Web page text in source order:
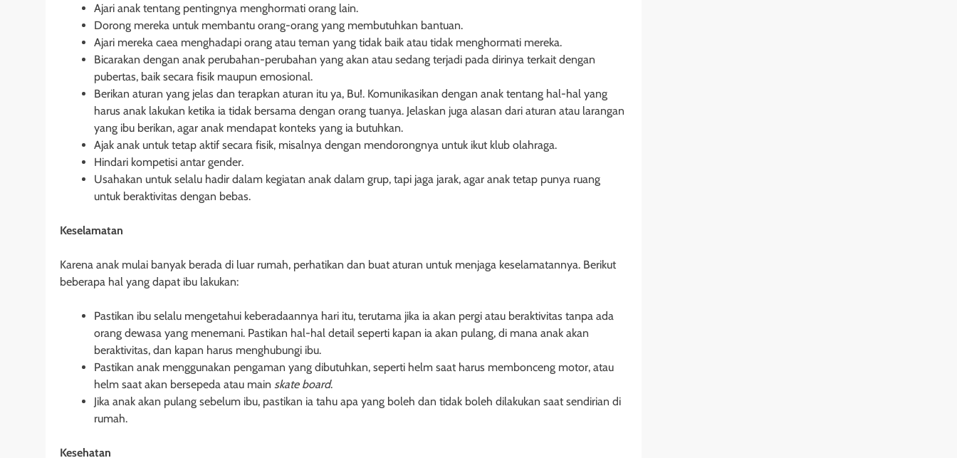
Ajari anak tentang pentingnya menghormati orang lain.
Dorong mereka untuk membantu orang-orang yang membutuhkan bantuan.
Ajari mereka caea menghadapi orang atau teman yang tidak baik atau tidak menghormati mereka.
Bicarakan dengan anak perubahan-perubahan yang akan atau sedang terjadi pada dirinya terkait dengan
pubertas, baik secara fisik maupun emosional.
Berikan aturan yang jelas dan terapkan aturan itu ya, Bu!. Komunikasikan dengan anak tentang hal-hal yang
harus anak lakukan ketika ia tidak bersama dengan orang tuanya. Jelaskan juga alasan dari aturan atau larangan
yang ibu berikan, agar anak mendapat konteks yang ia butuhkan.
Ajak anak untuk tetap aktif secara fisik, misalnya dengan mendorongnya untuk ikut klub olahraga.
Hindari kompetisi antar gender.
Usahakan untuk selalu hadir dalam kegiatan anak dalam grup, tapi jaga jarak, agar anak tetap punya ruang
untuk beraktivitas dengan bebas.
Keselamatan
Karena anak mulai banyak berada di luar rumah, perhatikan dan buat aturan untuk menjaga keselamatannya. Berikut
beberapa hal yang dapat ibu lakukan:
Pastikan ibu selalu mengetahui keberadaannya hari itu, terutama jika ia akan pergi atau beraktivitas tanpa ada
orang dewasa yang menemani. Pastikan hal-hal detail seperti kapan ia akan pulang, di mana anak akan
beraktivitas, dan kapan harus menghubungi ibu.
Pastikan anak menggunakan pengaman yang dibutuhkan, seperti helm saat harus membonceng motor, atau
helm saat akan bersepeda atau main skate board.
Jika anak akan pulang sebelum ibu, pastikan ia tahu apa yang boleh dan tidak boleh dilakukan saat sendirian di
rumah.
Kesehatan